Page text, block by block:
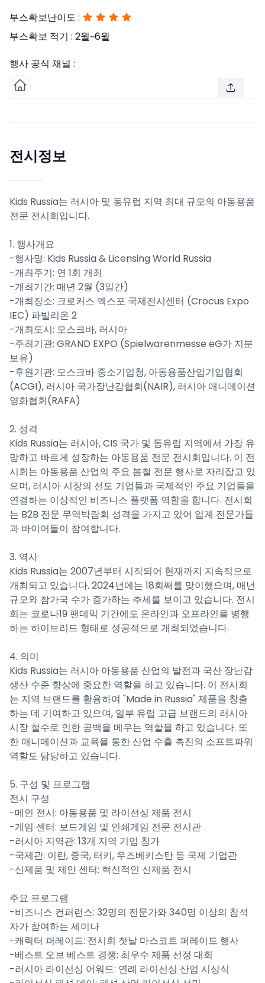
부스확보난이도 :
부스확보 적기 : 2월~6월
행사 공식 채널 :
전시정보
Kids Russia는 러시아 및 동유럽 지역 최대 규모의 아동용품
전문 전시회입니다.
1. 행사개요
-행사명: Kids Russia & Licensing World Russia
-개최주기: 연 1회 개최
-개최기간: 매년 2월 (3일간)
-개최장소: 크로커스 엑스포 국제전시센터 (Crocus Expo
IEC) 파빌리온 2
-개최도시: 모스크바, 러시아
-주최기관: GRAND EXPO (Spielwarenmesse eG가 지분
보유)
-후원기관: 모스크바 중소기업청, 아동용품산업기업협회
(ACGI), 러시아 국가장난감협회(NAIR), 러시아 애니메이션
영화협회(RAFA)
2. 성격
Kids Russia는 러시아, CIS 국가 및 동유럽 지역에서 가장 유
망하고 빠르게 성장하는 아동용품 전문 전시회입니다. 이 전
시회는 아동용품 산업의 주요 봄철 전문 행사로 자리잡고 있
으며, 러시아 시장의 선도 기업들과 국제적인 주요 기업들을
연결하는 이상적인 비즈니스 플랫폼 역할을 합니다. 전시회
는 B2B 전문 무역박람회 성격을 가지고 있어 업계 전문가들
과 바이어들이 참여합니다.
3. 역사
Kids Russia는 2007년부터 시작되어 현재까지 지속적으로
개최되고 있습니다. 2024년에는 18회째를 맞이했으며, 매년
규모와 참가국 수가 증가하는 추세를 보이고 있습니다. 전시
회는 코로나19 팬데믹 기간에도 온라인과 오프라인을 병행
하는 하이브리드 형태로 성공적으로 개최되었습니다.
4. 의미
Kids Russia는 러시아 아동용품 산업의 발전과 국산 장난감
생산 수준 향상에 중요한 역할을 하고 있습니다. 이 전시회
는 지역 브랜드를 활용하여 "Made in Russia" 제품을 창출
하는 데 기여하고 있으며, 일부 유럽 고급 브랜드의 러시아
시장 철수로 인한 공백을 메우는 역할을 하고 있습니다. 또
한 애니메이션과 교육을 통한 산업 수출 촉진의 소프트파워
역할도 담당하고 있습니다.
5. 구성 및 프로그램
전시 구성
-메인 전시: 아동용품 및 라이선싱 제품 전시
-게임 센터: 보드게임 및 인쇄게임 전문 전시관
-러시아 지역관: 13개 지역 기업 참가
-국제관: 이란, 중국, 터키, 우즈베키스탄 등 국제 기업관
-신제품 및 제안 센터: 혁신적인 신제품 전시
주요 프로그램
-비즈니스 컨퍼런스: 32명의 전문가와 340명 이상의 참석
자가 참여하는 세미나
-캐릭터 퍼레이드: 전시회 첫날 마스코트 퍼레이드 행사
-베스트 오브 베스트 경쟁: 최우수 제품 선정 대회
-러시아 라이선싱 어워드: 연례 라이선싱 산업 시상식